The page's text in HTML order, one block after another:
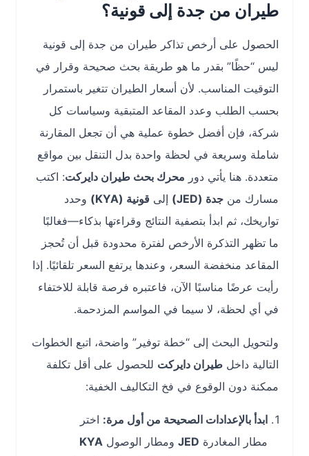
طيران من جدة إلى قونية؟
الحصول على أرخص تذاكر طيران من جدة إلى قونية
ليس “حظًا” بقدر ما هو طريقة بحث صحيحة وقرار في
التوقيت المناسب. لأن أسعار الطيران تتغير باستمرار
بحسب الطلب وعدد المقاعد المتبقية وسياسات كل
شركة، فإن أفضل خطوة عملية هي أن تجعل المقارنة
شاملة وسريعة في لحظة واحدة بدل التنقل بين مواقع
متعددة. هنا يأتي دور محرك بحث طيران دايركت: اكتب
مسارك منجدة (JED) إلىقونية (KYA)
وحدد
تواريخك، ثم ابدأ بتصفية النتائج وقراءتها بذكاء—فغالبًا
ما تظهر التذكرة الأرخص لفترة محدودة قبل أن تُحجز
المقاعد منخفضة السعر، وعندها يرتفع السعر تلقائيًا. إذا
رأيت عرضًا مناسبًا الآن، فاعتبره فرصة قابلة للاختفاء
في أي لحظة، لا سيما في المواسم المزدحمة.
ولتحويل البحث إلى “خطة توفير” واضحة، اتبع الخطوات
التالية داخل طيران دايركتللحصول على أقل تكلفة
ممكنة دون الوقوع في فخ التكاليف الخفية:
ابدأ بالإعدادات الصحيحة من أول مرة:اختر
مطار المغادرةJEDومطار الوصولKYA